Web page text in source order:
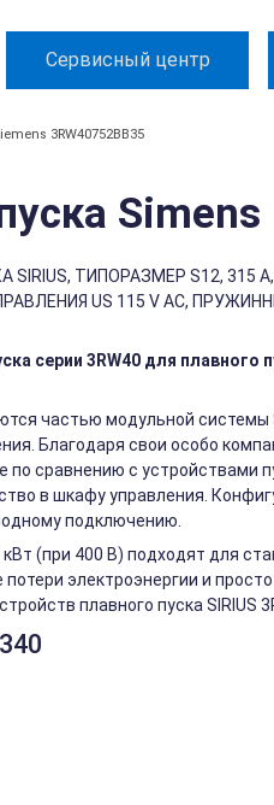
Сервисный центр
3RW40752BB35
Simens
ТИПОРАЗМЕР S12, 315 A,
US 115 V AC,
серии 3RW40 для плавного
частью модульной системы
Благодаря свои особо
по сравнению с устройствами
в шкафу управления.
подключению.
(при 400 В) подходят для
электроэнергии и
плавного пуска SIRIUS